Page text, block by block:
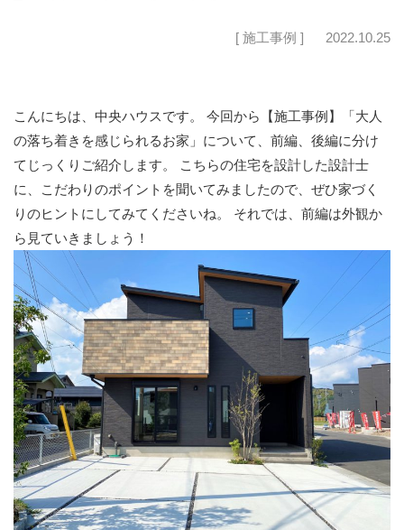
[ 施工事例 ] 2022.10.25
こんにちは、中央ハウスです。 今回から【施工事例】「大人
の落ち着きを感じられるお家」について、前編、後編に分け
てじっくりご紹介します。 こちらの住宅を設計した設計士
に、こだわりのポイントを聞いてみましたので、ぜひ家づく
りのヒントにしてみてくださいね。 それでは、前編は外観か
ら見ていきましょう！